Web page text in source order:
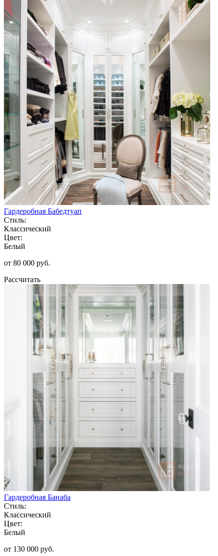
Гардеробная Бабедтуап
Стиль:
Классический
Цвет:
Белый
от 80 000 руб.
Рассчитать
Гардеробная Банаба
Стиль:
Классический
Цвет:
Белый
от 130 000 руб.